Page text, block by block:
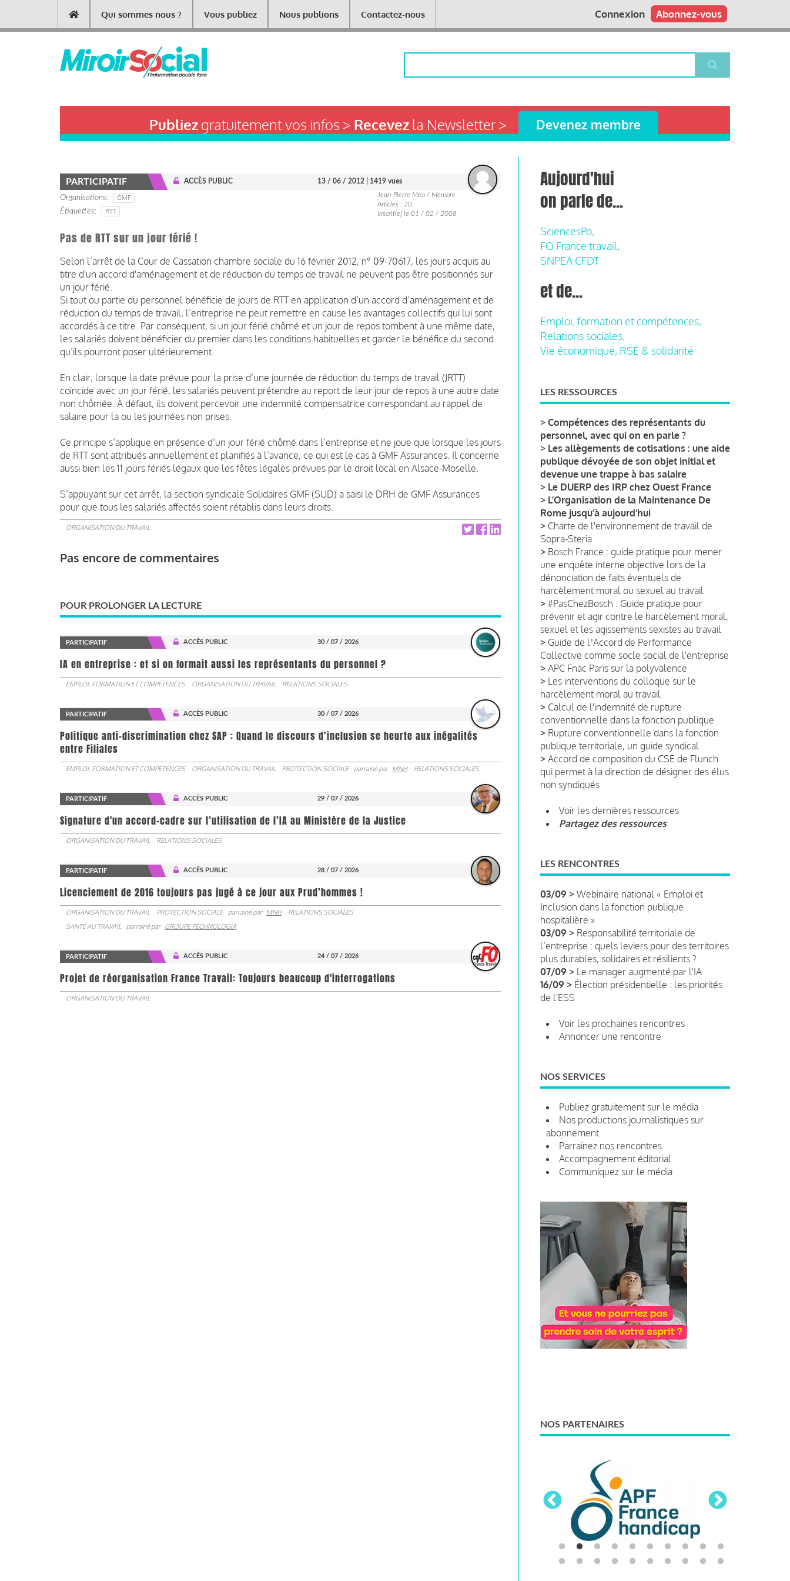
contenu
Main
navigation
Qui sommes nous ? Vous publiez Nous publions Contactez-nous Abonnez-vous
Connexion
Publiezgratuitement vos infos > Recevezla Newsletter > Devenez membre
PARTICIPATIF ACCÈS PUBLIC 13 / 06 / 2012 | 1419 vues
Organisations
GMF
Étiquettes
RTT
Jean-Pierre Meo / Membre
Articles : 20
Inscrit(e) le 01 / 02 / 2008
Pas de RTT sur un jour férié !
Selon l’arrêt de la Cour de Cassation chambre sociale du 16 février 2012, n° 09-70617, les jours acquis au
titre d'un accord d'aménagement et de réduction du temps de travail ne peuvent pas être positionnés sur
un jour férié.
Si tout ou partie du personnel bénéficie de jours de RTT en application d’un accord d’aménagement et de
réduction du temps de travail, l’entreprise ne peut remettre en cause les avantages collectifs qui lui sont
accordés à ce titre. Par conséquent, si un jour férié chômé et un jour de repos tombent à une même date,
les salariés doivent bénéficier du premier dans les conditions habituelles et garder le bénéfice du second
qu’ils pourront poser ultérieurement.
En clair, lorsque la date prévue pour la prise d’une journée de réduction du temps de travail (JRTT)
coïncide avec un jour férié, les salariés peuvent prétendre au report de leur jour de repos à une autre date
non chômée. À défaut, ils doivent percevoir une indemnité compensatrice correspondant au rappel de
salaire pour la ou les journées non prises.
Ce principe s’applique en présence d’un jour férié chômé dans l’entreprise et ne joue que lorsque les jours
de RTT sont attribués annuellement et planifiés à l’avance, ce qui est le cas à GMF Assurances. Il concerne
aussi bien les 11 jours fériés légaux que les fêtes légales prévues par le droit local en Alsace-Moselle.
S’appuyant sur cet arrêt, la section syndicale Solidaires GMF (SUD) a saisi le DRH de GMF Assurances
pour que tous les salariés affectés soient rétablis dans leurs droits.
ORGANISATION DU TRAVAIL
Pas encore de commentaires
POUR PROLONGER LA LECTURE
PARTICIPATIF ACCÈS PUBLIC 30 / 07 / 2026
IA en entreprise : et si on formait aussi les représentants du personnel ?
EMPLOI, FORMATION ET COMPÉTENCES ORGANISATION DU TRAVAIL RELATIONS SOCIALES
PARTICIPATIF ACCÈS PUBLIC 30 / 07 / 2026
Politique anti-discrimination chez SAP : Quand le discours d’inclusion se heurte aux inégalités
entre Filiales
EMPLOI, FORMATION ET COMPÉTENCES ORGANISATION DU TRAVAIL PROTECTION SOCIALE parrainé par MNH RELATIONS SOCIALES
PARTICIPATIF ACCÈS PUBLIC 29 / 07 / 2026
Signature d'un accord-cadre sur l’utilisation de l’IA au Ministère de la Justice
ORGANISATION DU TRAVAIL RELATIONS SOCIALES
PARTICIPATIF ACCÈS PUBLIC 28 / 07 / 2026
Licenciement de 2016 toujours pas jugé à ce jour aux Prud’hommes !
ORGANISATION DU TRAVAIL PROTECTION SOCIALE parrainé par MNH
RELATIONS SOCIALES
SANTÉ AU TRAVAIL
parrainé par GROUPE TECHNOLOGIA
PARTICIPATIF ACCÈS PUBLIC 24 / 07 / 2026
Projet de réorganisation France Travail: Toujours beaucoup d'interrogations
ORGANISATION DU TRAVAIL
Aujourd'hui
on parle de...
SciencesPo,
FO France travail,
SNPEA CFDT
et de...
Emploi, formation et compétences,
Relations sociales,
Vie économique, RSE & solidarité
LES RESSOURCES
> Compétences des représentants du
personnel, avec qui on en parle ?
> Les allègements de cotisations : une aide
publique dévoyée de son objet initial et
devenue une trappe à bas salaire
> Le DUERP des IRP chez Ouest France
> L’Organisation de la Maintenance De
Rome jusqu’à aujourd’hui
> Charte de l'environnement de travail de
Sopra-Steria
> Bosch France : guide pratique pour mener
une enquête interne objective lors de la
dénonciation de faits éventuels de
harcèlement moral ou sexuel au travail
> #PasChezBosch : Guide pratique pour
prévenir et agir contre le harcèlement moral,
sexuel et les agissements sexistes au travail
> Guide de lʼAccord de Performance
Collective comme socle social de l'entreprise
> APC Fnac Paris sur la polyvalence
> Les interventions du colloque sur le
harcèlement moral au travail
> Calcul de l'indemnité de rupture
conventionnelle dans la fonction publique
> Rupture conventionnelle dans la fonction
publique territoriale, un guide syndical
> Accord de composition du CSE de Flunch
qui permet à la direction de désigner des élus
non syndiqués
Voir les dernières ressources
Partagez des ressources
LES RENCONTRES
03/09 > Webinaire national « Emploi et
Inclusion dans la fonction publique
hospitalière »
03/09 > Responsabilité territoriale de
l’entreprise : quels leviers pour des territoires
plus durables, solidaires et résilients ?
07/09 > Le manager augmenté par l'IA
16/09 > Élection présidentielle : les priorités
de l'ESS
Voir les prochaines rencontres
Annoncer une rencontre
NOS SERVICES
Publiez gratuitement sur le média
Nos productions journalistiques sur
abonnement
Parrainez nos rencontres
Accompagnement éditorial
Communiquez sur le média
NOS PARTENAIRES